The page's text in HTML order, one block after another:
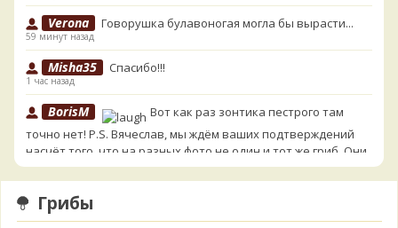
Verona Говорушка булавоногая могла бы вырасти...
59 минут назад
Misha35 Спасибо!!!
1 час назад
BorisM
Вот как раз зонтика пестрого там
точно нет! P.S. Вячеслав, мы ждём ваших подтверждений
насчёт того, что на разных фото не один и тот же гриб. Они
и по виду разные, а не просто разные экземпляры. Но
хорошо было бы упорядочить это с вашим участием.
Разные грибы нужно разнести по разным вопросам!
1 час назад
Грибы